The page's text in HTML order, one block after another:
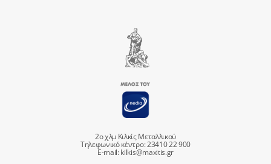
2ο χλμ Κιλκίς Μεταλλικού
Τηλεφωνικό κέντρο: 23410 22 900
E-mail:kilkis@maxitis.gr